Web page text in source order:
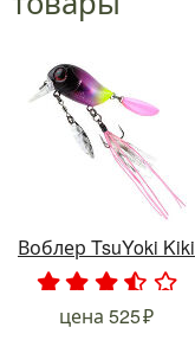
Воблер TsuYoki Kiki
. .
цена 525